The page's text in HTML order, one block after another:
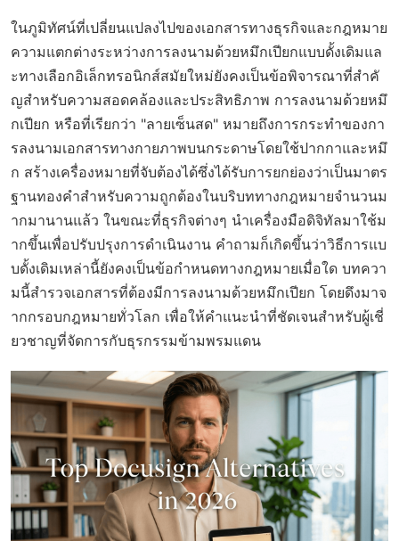
ในภูมิทัศน์ที่เปลี่ยนแปลงไปของเอกสารทางธุรกิจและกฎหมาย
ความแตกต่างระหว่างการลงนามด้วยหมึกเปียกแบบดั้งเดิมแล
ะทางเลือกอิเล็กทรอนิกส์สมัยใหม่ยังคงเป็นข้อพิจารณาที่สำคั
ญสำหรับความสอดคล้องและประสิทธิภาพ การลงนามด้วยหมึ
กเปียก หรือที่เรียกว่า "ลายเซ็นสด" หมายถึงการกระทำของกา
รลงนามเอกสารทางกายภาพบนกระดาษโดยใช้ปากกาและหมึ
ก สร้างเครื่องหมายที่จับต้องได้ซึ่งได้รับการยกย่องว่าเป็นมาตร
ฐานทองคำสำหรับความถูกต้องในบริบททางกฎหมายจำนวนม
ากมานานแล้ว ในขณะที่ธุรกิจต่างๆ นำเครื่องมือดิจิทัลมาใช้ม
ากขึ้นเพื่อปรับปรุงการดำเนินงาน คำถามก็เกิดขึ้นว่าวิธีการแบ
บดั้งเดิมเหล่านี้ยังคงเป็นข้อกำหนดทางกฎหมายเมื่อใด บทควา
มนี้สำรวจเอกสารที่ต้องมีการลงนามด้วยหมึกเปียก โดยดึงมาจ
ากกรอบกฎหมายทั่วโลก เพื่อให้คำแนะนำที่ชัดเจนสำหรับผู้เชี่
ยวชาญที่จัดการกับธุรกรรมข้ามพรมแดน